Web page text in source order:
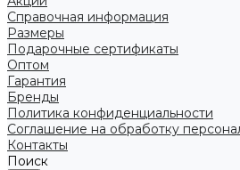
Справочная информация
Размеры
Подарочные сертификаты
Оптом
Гарантия
Бренды
Политика конфиденциальности
Соглашение на обработку
Контакты
Поиск